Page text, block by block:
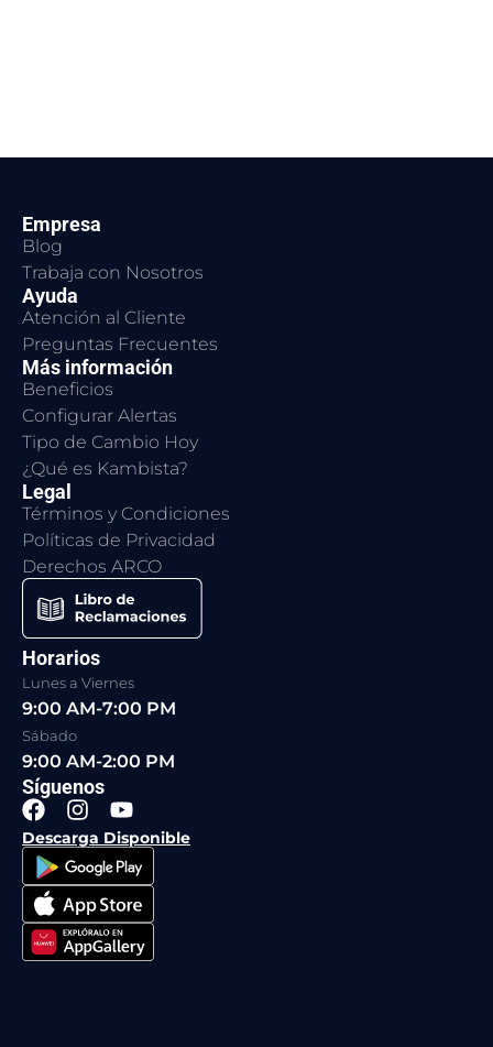
Empresa
Blog
Trabaja con Nosotros
Ayuda
Atención al Cliente
Preguntas Frecuentes
Más información
Beneficios
Configurar Alertas
Tipo de Cambio Hoy
¿Qué es Kambista?
Legal
Términos y Condiciones
Políticas de Privacidad
Derechos ARCO
Horarios
Lunes a Viernes
9:00 AM-7:00 PM
Sábado
9:00 AM-2:00 PM
Síguenos
F
a
c
e
b
o
o
k
I
n
s
t
a
g
r
a
Y
o
u
t
u
b
e
Descarga Disponible